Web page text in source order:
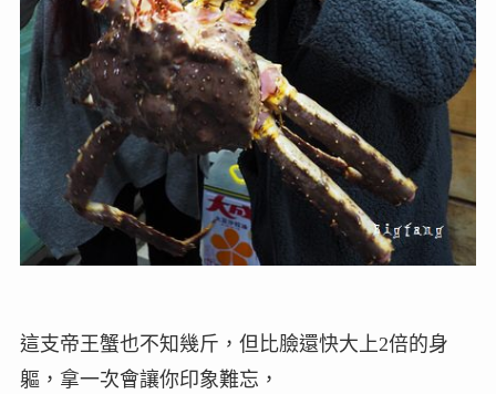
這支帝王蟹也不知幾斤，但比臉還快大上2倍的身
軀，拿一次會讓你印象難忘，